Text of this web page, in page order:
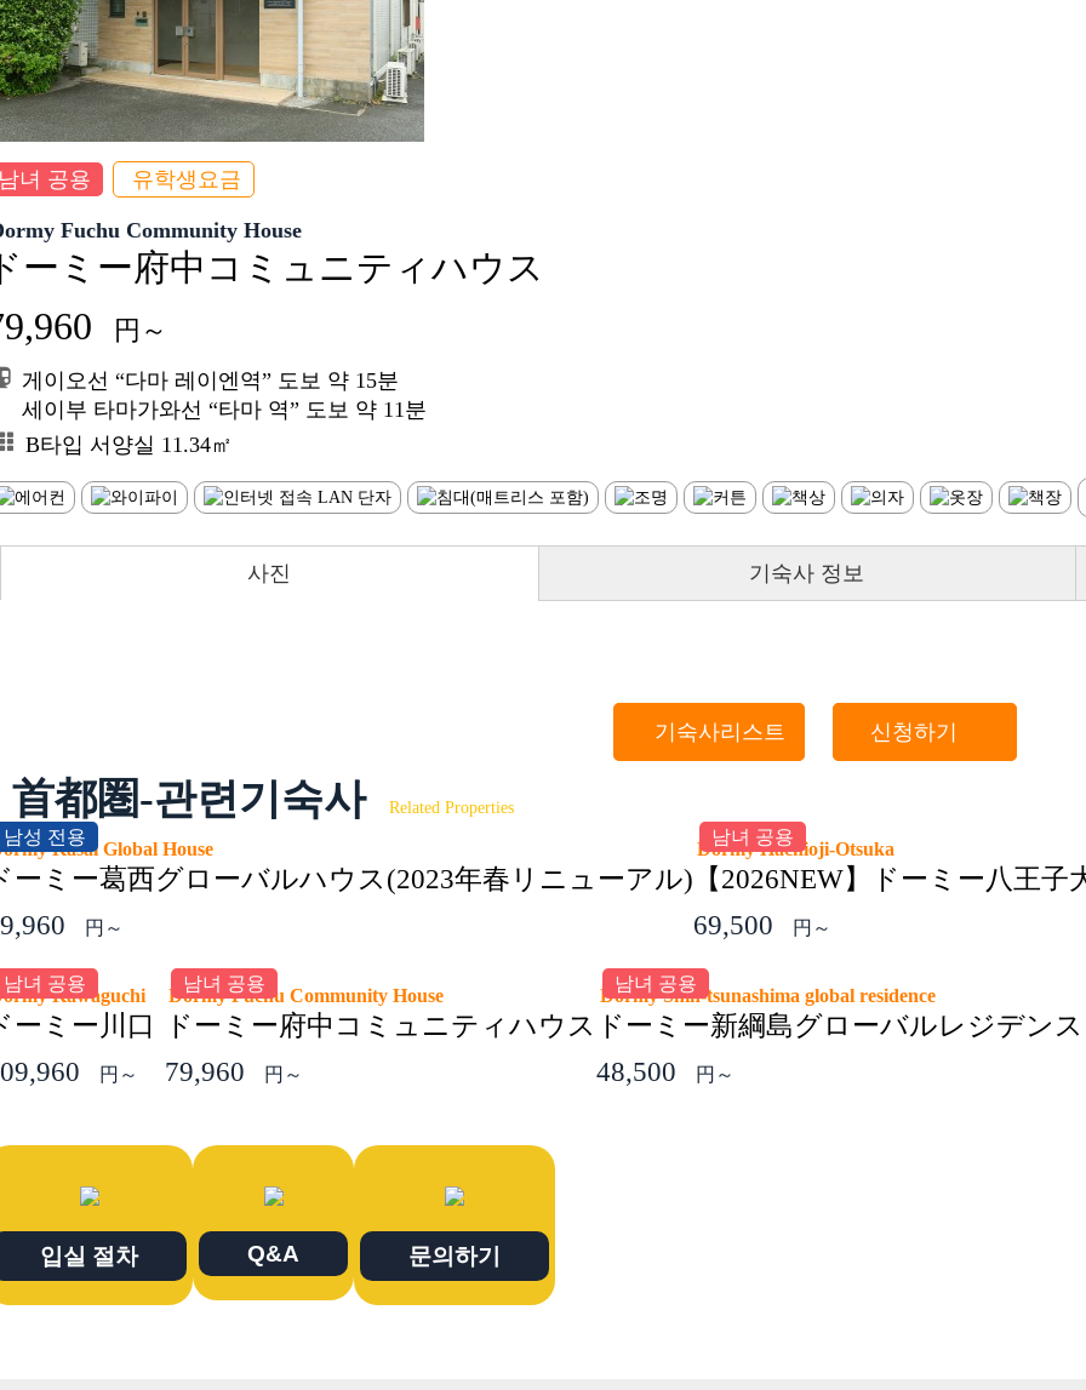
녀 공용 유학생요금
Fuchu Community House
ーミー府中コミュニティハウス
円～
게이오선 “다마 레이엔역” 도보 약 15분
세이부 타마가와선 “타마 역” 도보 약 11분
B타입 서양실 11.34㎡
사진 기숙사 정보
기숙사리스트 신청하기
首都圏-관련기숙사 Related Properties
남성 전용
Kasai Global House
ーミー葛西グローバルハウス(2023年春リニューアル)
円～
남녀 공용
Dormy Hachioji-Otsuka
【2026NEW】ドーミー八王子
69,500
円～
남녀 공용
Kawaguchi
ーミー川口
円～
남녀 공용
Dormy Fuchu Community House
ドーミー府中コミュニティハウス
79,960
円～
남녀 공용
Dormy Shin-tsunashima global residence
ドーミー新綱島グローバルレジデンス
48,500
円～
입실 절차 Q&A 문의하기